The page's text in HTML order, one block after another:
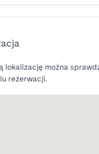
lokalizację można
rezerwacji.